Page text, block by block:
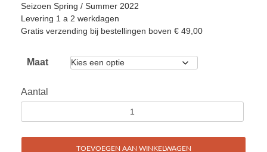
Seizoen Spring / Summer 2022
Levering 1 a 2 werkdagen
Gratis verzending bij bestellingen boven € 49,00
Maat
Aantal
TOEVOEGEN AAN WINKELWAGEN